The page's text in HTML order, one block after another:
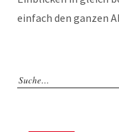
einfach den ganzen